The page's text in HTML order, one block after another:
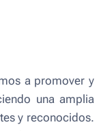
a promover y
una amplia
y reconocidos.